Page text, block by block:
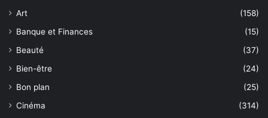
Art
(158)
Banque et Finances
(15)
Beauté
(37)
Bien-être
(24)
Bon plan
(25)
Cinéma
(314)